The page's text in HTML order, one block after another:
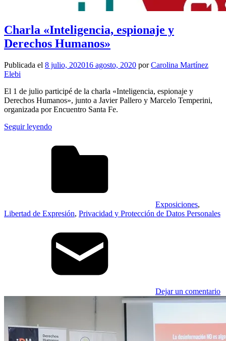
Charla «Inteligencia, espionaje y
Derechos Humanos»
Publicada el 8 julio, 202016 agosto, 2020 porCarolina Martínez
Elebi
El 1 de julio participé de la charla «Inteligencia, espionaje y
Derechos Humanos», junto a Javier Pallero y Marcelo Temperini,
organizada por Encuentro Santa Fe.
Seguir leyendo
Exposiciones,
Libertad de Expresión, Privacidad y Protección de Datos Personales
Dejar un comentario